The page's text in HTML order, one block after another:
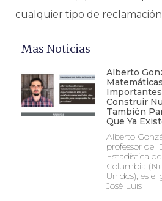
cualquier tipo de
Mas Noticias
Alberto
Importantes
Construir
También
Que Ya
Alberto
professor del
Estadística
Columbia
Unidos), es
José Luis